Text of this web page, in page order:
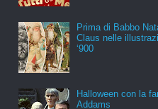
Prima di Babbo
Claus nelle
‘900
Halloween con la
Addams